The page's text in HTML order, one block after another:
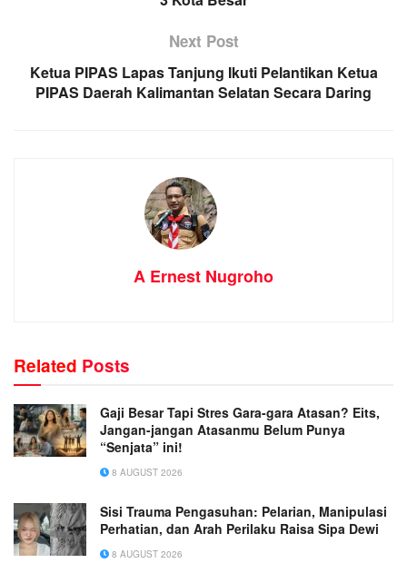
Next Post
Ketua PIPAS Lapas Tanjung Ikuti Pelantikan Ketua
PIPAS Daerah Kalimantan Selatan Secara Daring
A Ernest Nugroho
Related Posts
Gaji Besar Tapi Stres Gara-gara Atasan? Eits,
Jangan-jangan Atasanmu Belum Punya
“Senjata” ini!
8 AUGUST 2026
Sisi Trauma Pengasuhan: Pelarian, Manipulasi
Perhatian, dan Arah Perilaku Raisa Sipa Dewi
8 AUGUST 2026